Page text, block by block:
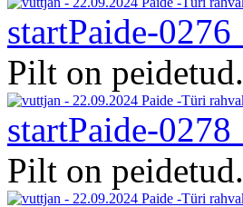
startPaide-0276
Pilt on peidetud.
startPaide-0278
Pilt on peidetud.